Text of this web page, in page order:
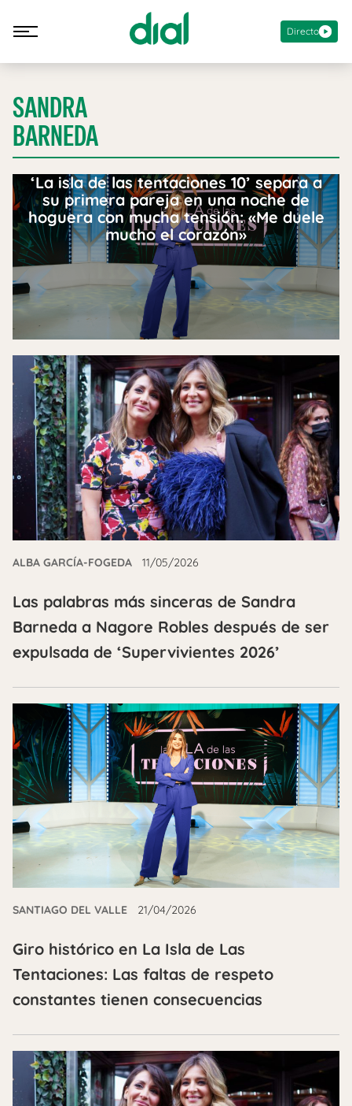
Directo
SANDRA
BARNEDA
‘La isla de las tentaciones 10’ separa a
su primera pareja en una noche de
hoguera con mucha tensión: «Me duele
mucho el corazón»
ALBA GARCÍA-FOGEDA 11/05/2026
Las palabras más sinceras de Sandra
Barneda a Nagore Robles después de ser
expulsada de ‘Supervivientes 2026’
SANTIAGO DEL VALLE 21/04/2026
Giro histórico en La Isla de Las
Tentaciones: Las faltas de respeto
constantes tienen consecuencias